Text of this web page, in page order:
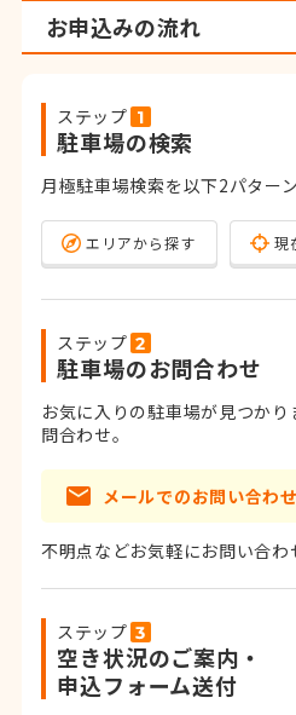
お申込みの流れ
ステップ
駐車場の検索
月極駐車場検索を以下2パター
エリアから探す 現
ステップ
駐車場のお問合わせ
お気に入りの駐車場が見つか
問合わせ。
メールでのお問い合わせ
不明点などお気軽にお問い合わ
ステップ
空き状況のご案内・
申込フォーム送付